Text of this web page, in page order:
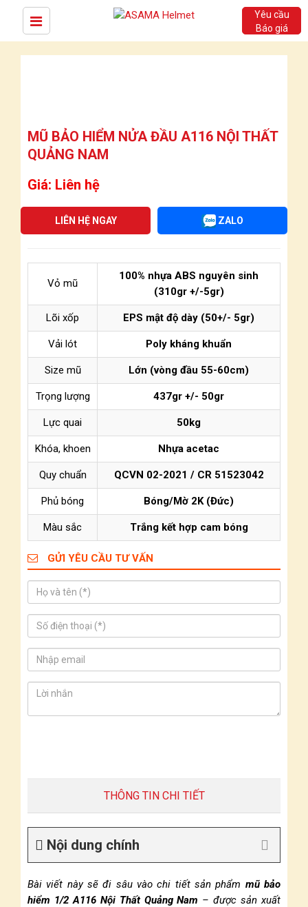
Yêu cầu
Báo giá
MŨ BẢO HIỂM NỬA ĐẦU A116 NỘI THẤT
QUẢNG NAM
Giá: Liên hệ
LIÊN HỆ NGAY ZALO
Vỏ mũ
100% nhựa ABS nguyên sinh
(310gr +/-5gr)
Lõi xốp EPS mật độ dày (50+/- 5gr)
Vải lót Poly kháng khuẩn
Size mũ Lớn (vòng đầu 55-60cm)
Trọng lượng 437gr +/- 50gr
Lực quai 50kg
Khóa, khoen Nhựa acetac
Quy chuẩn QCVN 02-2021 / CR 51523042
Phủ bóng Bóng/Mờ 2K (Đức)
Màu sắc Trắng kết hợp cam bóng
GỬI YÊU CẦU TƯ VẤN
THÔNG TIN CHI TIẾT
Nội dung chính
Bài viết này sẽ đi sâu vào chi tiết sản phẩm mũ bảo
hiểm 1/2 A116 Nội Thất Quảng Nam – được sản xuất